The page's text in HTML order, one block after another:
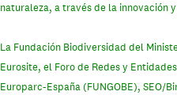
naturaleza, a través de la innovación
La Fundación Biodiversidad del
Eurosite, el Foro de Redes y
Europarc-España (FUNGOBE), SEO/